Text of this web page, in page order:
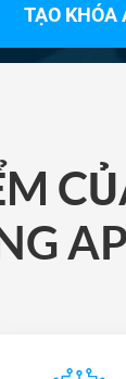
TẠO KHÓA